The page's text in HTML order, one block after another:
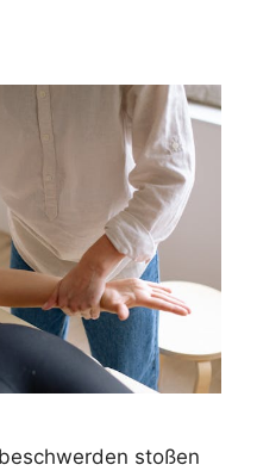
stoßen